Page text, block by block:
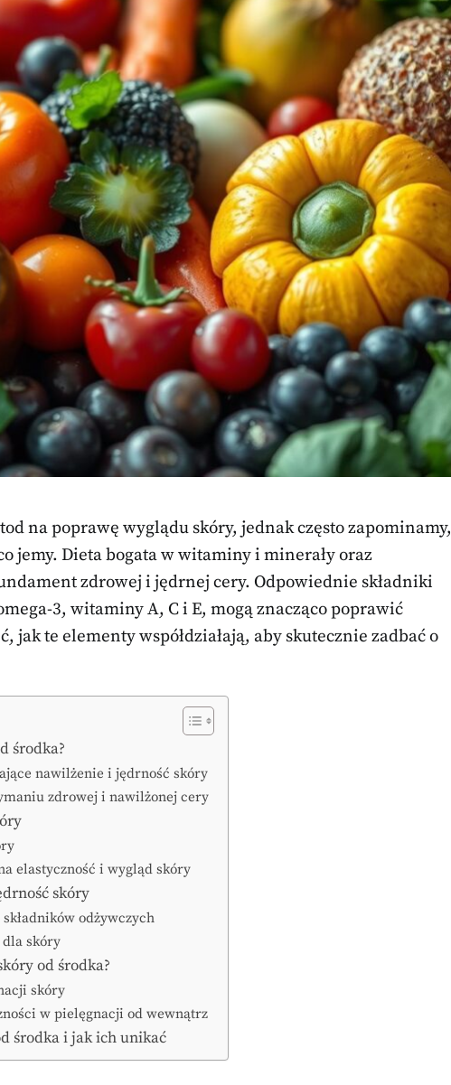
na poprawę wyglądu skóry, jednak często zapominamy,
jemy. Dieta bogata w witaminy i minerały oraz
zdrowej i jędrnej cery. Odpowiednie składniki
3, witaminy A, C i E, mogą znacząco poprawić
jak te elementy współdziałają, aby skutecznie zadbać o
środka?
nawilżenie i jędrność skóry
zdrowej i nawilżonej cery
elastyczność i wygląd skóry
skóry
odżywczych
dla skóry
od środka?
skóry
w pielęgnacji od wewnątrz
środka i jak ich unikać